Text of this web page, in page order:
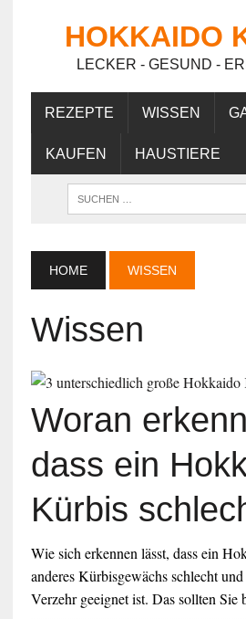
HOKKAIDO
LECKER - GESUND -
REZEPTE WISSEN
KAUFEN HAUSTIERE
HOME WISSEN
Wissen
Woran
dass ein
Kürbis
Wie sich erkennen lässt, dass ein
anderes Kürbisgewächs schlecht
Verzehr geeignet ist. Das sollten Sie